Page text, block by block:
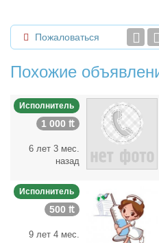
Пожаловаться
Похожие
Исполнитель
1 000 ₶
6 лет 3 мес.
назад
Исполнитель
500 ₶
9 лет 4 мес.